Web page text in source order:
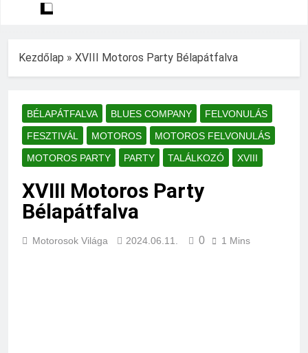
Kezdőlap » XVIII Motoros Party Bélapátfalva
BÉLAPÁTFALVA BLUES COMPANY
FELVONULÁS
FESZTIVÁL
MOTOROS
MOTOROS FELVONULÁS
MOTOROS PARTY
PARTY TALÁLKOZÓ XVIII
XVIII Motoros Party
Bélapátfalva
Motorosok Világa 2024.06.11. 0 1 Mins